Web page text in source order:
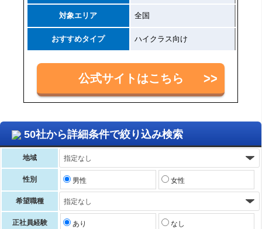
対象エリア 全国
おすすめタイプ ハイクラス向け
公式サイトはこちら
50社から詳細条件で絞り込み検索
地域
性別 男性 女性
希望職種
正社員経験 あり なし